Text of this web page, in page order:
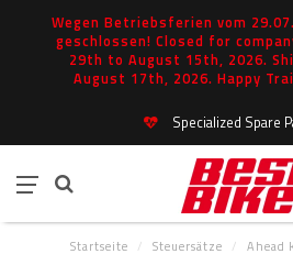
Wegen Betriebsferien vom
geschlossen! Closed for
29th to August 15th, 2026.
August 17th, 2026. Happy
Specialized Spare
Startseite / Steuersätze / Ahead